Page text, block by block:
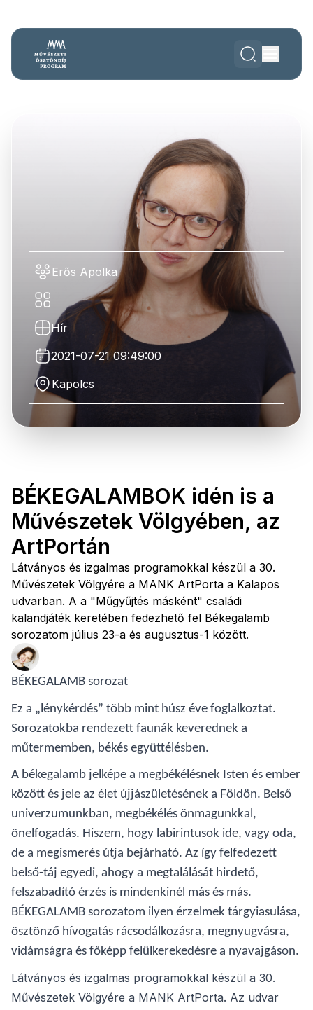
Erős Apolka
Hír
2021-07-21 09:49:00
Kapolcs
BÉKEGALAMBOK idén is a
Művészetek Völgyében, az
ArtPortán
Látványos és izgalmas programokkal készül a 30.
Művészetek Völgyére a MANK ArtPorta a Kalapos
udvarban. A a "Műgyűjtés másként" családi
kalandjáték keretében fedezhető fel Békegalamb
sorozatom július 23-a és augusztus-1 között.
BÉKEGALAMB sorozat
Ez a „lénykérdés” több mint húsz éve foglalkoztat.
Sorozatokba rendezett faunák keverednek a
műtermemben, békés együttélésben.
A békegalamb jelképe a megbékélésnek Isten és ember
között és jele az élet újjászületésének a Földön. Belső
univerzumunkban, megbékélés önmagunkkal,
önelfogadás. Hiszem, hogy labirintusok ide, vagy oda,
de a megismerés útja bejárható. Az így felfedezett
belső-táj egyedi, ahogy a megtalálását hirdető,
felszabadító érzés is mindenkinél más és más.
BÉKEGALAMB sorozatom ilyen érzelmek tárgyiasulása,
ösztönző hívogatás rácsodálkozásra, megnyugvásra,
vidámságra és főképp felülkerekedésre a nyavajgáson.
Látványos és izgalmas programokkal készül a 30.
Művészetek Völgyére a MANK ArtPorta. Az udvar